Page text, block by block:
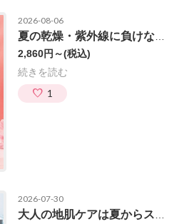
2026-08-06
2,860円～(税込)
続きを読む
1
2026-07-30